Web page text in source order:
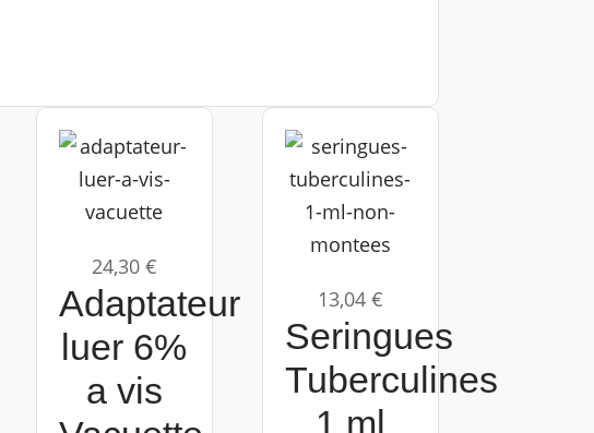
24,30 €
Adaptateur
luer 6%
a vis
13,04 €
Seringues
Tuberculines
1 ml